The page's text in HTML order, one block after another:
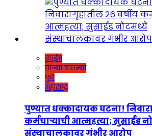
क्राईम
ताज्या बातम्या
पुणे
महाराष्ट्र
पुण्यात धक्कादायक घटना!
कर्मचाऱ्याची आत्महत्या; सुसाईड
संस्थाचालकावर गंभीर आरोप